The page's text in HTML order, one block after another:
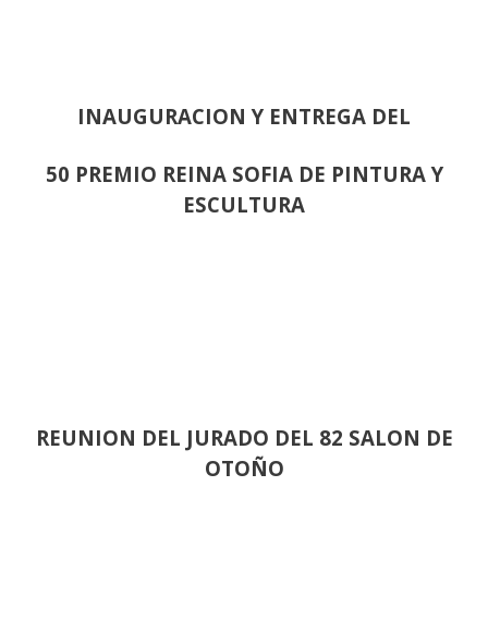
INAUGURACION Y ENTREGA DEL
50 PREMIO REINA SOFIA DE PINTURA Y
ESCULTURA
REUNION DEL JURADO DEL 82 SALON DE
OTOÑO